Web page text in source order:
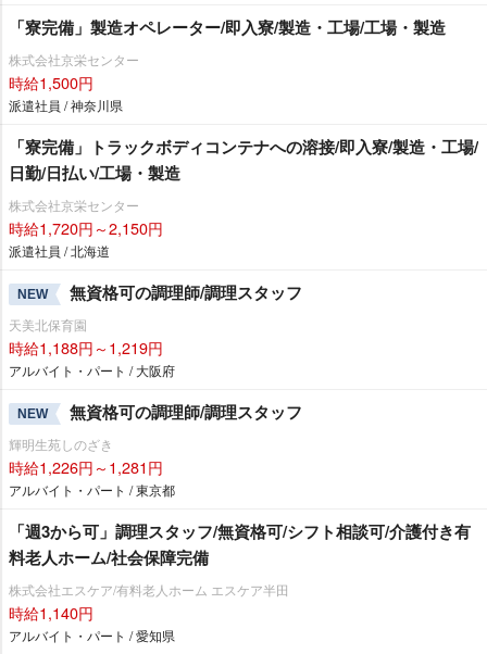
「寮完備」製造オペレーター/即入寮/製造・工場/工場・製造
株式会社京栄センター
時給1,500円
派遣社員 / 神奈川県
「寮完備」トラックボディコンテナへの溶接/即入寮/製造・工場/
日勤/日払い/工場・製造
株式会社京栄センター
時給1,720円～2,150円
派遣社員 / 北海道
NEW 無資格可の調理師/調理スタッフ
天美北保育園
時給1,188円～1,219円
アルバイト・パート / 大阪府
NEW 無資格可の調理師/調理スタッフ
輝明生苑しのざき
時給1,226円～1,281円
アルバイト・パート / 東京都
「週3から可」調理スタッフ/無資格可/シフト相談可/介護付き有
料老人ホーム/社会保障完備
株式会社エスケア/有料老人ホーム エスケア半田
時給1,140円
アルバイト・パート / 愛知県